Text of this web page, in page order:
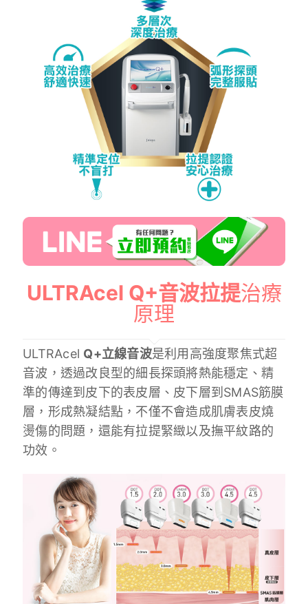
ULTRAcel Q+音波拉提治療
原理
ULTRAcel Q+立線音波是利用高強度聚焦式超
音波，透過改良型的細長探頭將熱能穩定、精
準的傳達到皮下的表皮層、皮下層到SMAS筋膜
層，形成熱凝結點，不僅不會造成肌膚表皮燒
燙傷的問題，還能有拉提緊緻以及撫平紋路的
功效。